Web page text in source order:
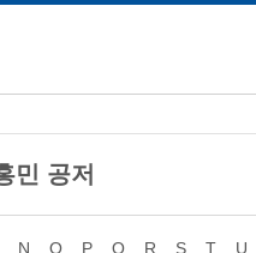
민 공저
N O P Q R S T U